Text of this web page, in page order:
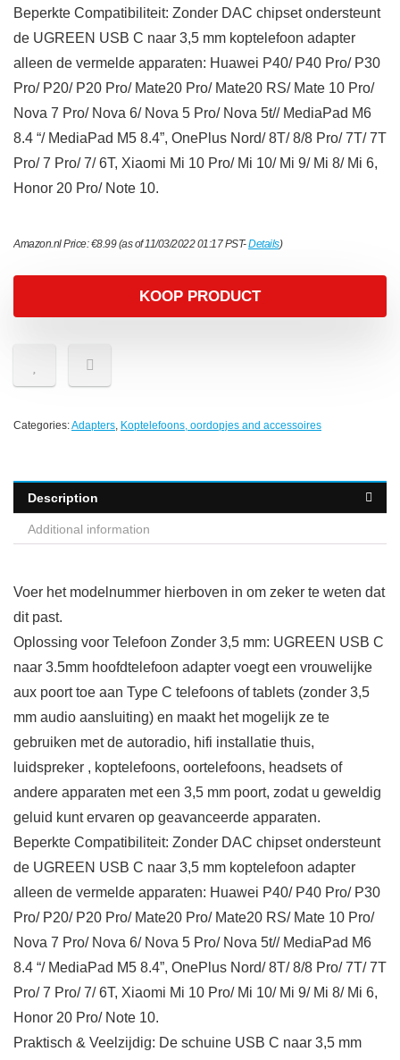
Beperkte Compatibiliteit: Zonder DAC chipset ondersteunt
de UGREEN USB C naar 3,5 mm koptelefoon adapter
alleen de vermelde apparaten: Huawei P40/ P40 Pro/ P30
Pro/ P20/ P20 Pro/ Mate20 Pro/ Mate20 RS/ Mate 10 Pro/
Nova 7 Pro/ Nova 6/ Nova 5 Pro/ Nova 5t// MediaPad M6
8.4 “/ MediaPad M5 8.4”, OnePlus Nord/ 8T/ 8/8 Pro/ 7T/ 7T
Pro/ 7 Pro/ 7/ 6T, Xiaomi Mi 10 Pro/ Mi 10/ Mi 9/ Mi 8/ Mi 6,
Honor 20 Pro/ Note 10.
Amazon.nl Price:€8.99(as of 11/03/2022 01:17 PST-Details)
KOOP PRODUCT
Categories:Adapters, Koptelefoons, oordopjes and accessoires
Description
Additional information
Voer het modelnummer hierboven in om zeker te weten dat
dit past.
Oplossing voor Telefoon Zonder 3,5 mm: UGREEN USB C
naar 3.5mm hoofdtelefoon adapter voegt een vrouwelijke
aux poort toe aan Type C telefoons of tablets (zonder 3,5
mm audio aansluiting) en maakt het mogelijk ze te
gebruiken met de autoradio, hifi installatie thuis,
luidspreker , koptelefoons, oortelefoons, headsets of
andere apparaten met een 3,5 mm poort, zodat u geweldig
geluid kunt ervaren op geavanceerde apparaten.
Beperkte Compatibiliteit: Zonder DAC chipset ondersteunt
de UGREEN USB C naar 3,5 mm koptelefoon adapter
alleen de vermelde apparaten: Huawei P40/ P40 Pro/ P30
Pro/ P20/ P20 Pro/ Mate20 Pro/ Mate20 RS/ Mate 10 Pro/
Nova 7 Pro/ Nova 6/ Nova 5 Pro/ Nova 5t// MediaPad M6
8.4 “/ MediaPad M5 8.4”, OnePlus Nord/ 8T/ 8/8 Pro/ 7T/ 7T
Pro/ 7 Pro/ 7/ 6T, Xiaomi Mi 10 Pro/ Mi 10/ Mi 9/ Mi 8/ Mi 6,
Honor 20 Pro/ Note 10.
Praktisch & Veelzijdig: De schuine USB C naar 3,5 mm